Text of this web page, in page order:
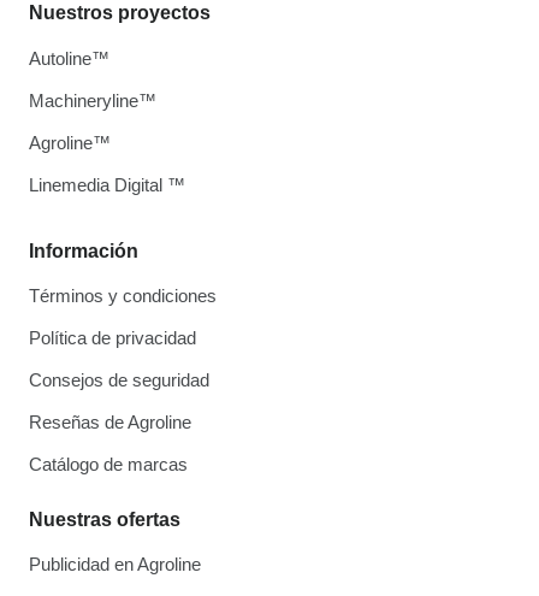
Información
Términos y condiciones
Política de privacidad
Consejos de seguridad
Reseñas de Agroline
Catálogo de marcas
Nuestras ofertas
Publicidad en Agroline
Nuestros proyectos
Autoline™
Machineryline™
Agroline™
Linemedia Digital ™